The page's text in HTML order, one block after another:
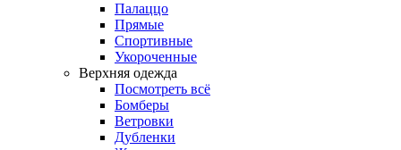
Палаццо
Прямые
Спортивные
Укороченные
Верхняя одежда
Посмотреть всё
Бомберы
Ветровки
Дубленки